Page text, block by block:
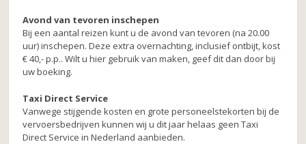
Avond van tevoren inschepen
Bij een aantal reizen kunt u de avond van tevoren (na 20.00
uur) inschepen. Deze extra overnachting, inclusief ontbijt, kost
€ 40,- p.p.. Wilt u hier gebruik van maken, geef dit dan door bij
uw boeking.
Taxi Direct Service
Vanwege stijgende kosten en grote personeelstekorten bij de
vervoersbedrijven kunnen wij u dit jaar helaas geen Taxi
Direct Service in Nederland aanbieden.